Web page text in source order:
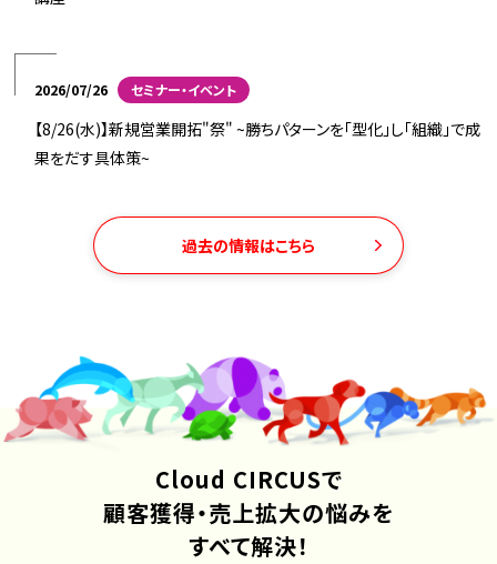
2026/07/26 セミナー・イベント
【8/26(水)】新規営業開拓"祭" ~勝ちパターンを「型化」し「組織」で成
果をだす具体策~
過去の情報はこちら
Cloud CIRCUSで
顧客獲得・売上拡大の悩みを
すべて解決！